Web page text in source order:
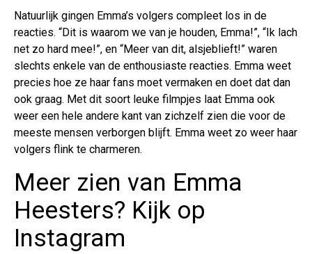
Natuurlijk gingen Emma’s volgers compleet los in de
reacties. “Dit is waarom we van je houden, Emma!”, “Ik lach
net zo hard mee!”, en “Meer van dit, alsjeblieft!” waren
slechts enkele van de enthousiaste reacties. Emma weet
precies hoe ze haar fans moet vermaken en doet dat dan
ook graag. Met dit soort leuke filmpjes laat Emma ook
weer een hele andere kant van zichzelf zien die voor de
meeste mensen verborgen blijft. Emma weet zo weer haar
volgers flink te charmeren.
Meer zien van Emma
Heesters? Kijk op
Instagram